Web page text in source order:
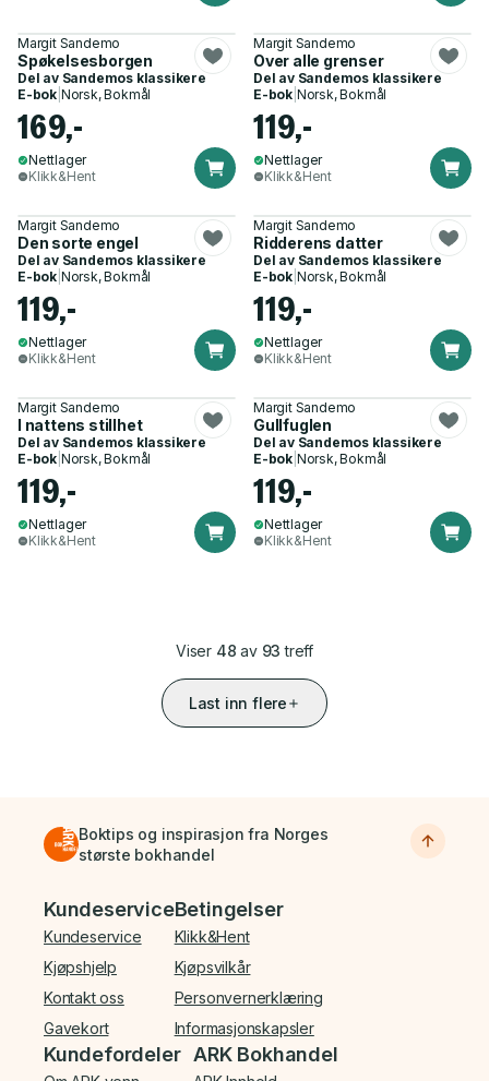
Margit Sandemo
Spøkelsesborgen
Del av Sandemos klassikere
E-bok Norsk, Bokmål
169,-
Nettlager
Klikk&Hent
Margit Sandemo
Over alle grenser
Del av Sandemos klassikere
E-bok Norsk, Bokmål
119,-
Nettlager
Klikk&Hent
Margit Sandemo
Den sorte engel
Del av Sandemos klassikere
E-bok Norsk, Bokmål
119,-
Nettlager
Klikk&Hent
Margit Sandemo
Ridderens datter
Del av Sandemos klassikere
E-bok Norsk, Bokmål
119,-
Nettlager
Klikk&Hent
Margit Sandemo
I nattens stillhet
Del av Sandemos klassikere
E-bok Norsk, Bokmål
119,-
Nettlager
Klikk&Hent
Margit Sandemo
Gullfuglen
Del av Sandemos klassikere
E-bok Norsk, Bokmål
119,-
Nettlager
Klikk&Hent
Viser 48 av 93 treff
Last inn flere
Boktips og inspirasjon fra Norges
største bokhandel
Bunnmeny
Kundeservice
Kundeservice
Kjøpshjelp
Kontakt oss
Gavekort
Betingelser
Klikk&Hent
Kjøpsvilkår
Personvernerklæring
Informasjonskapsler
Kundefordeler ARK Bokhandel